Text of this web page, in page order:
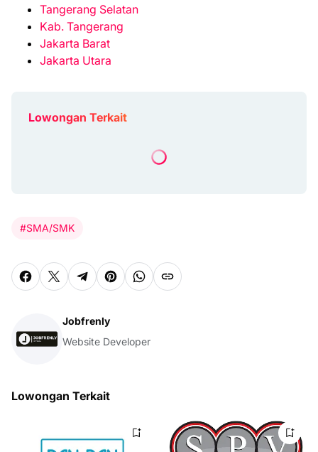
Tangerang Selatan
Kab. Tangerang
Jаkаrtа Barat
Jakarta Utаrа
Lowongan Terkait
#SMA/SMK
Jobfrenly
Website Developer
Lowongan Terkait